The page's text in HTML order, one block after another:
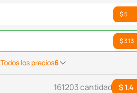
$ 5
$ 3.13
Todos los precios6
161203 cantidad $ 1.4